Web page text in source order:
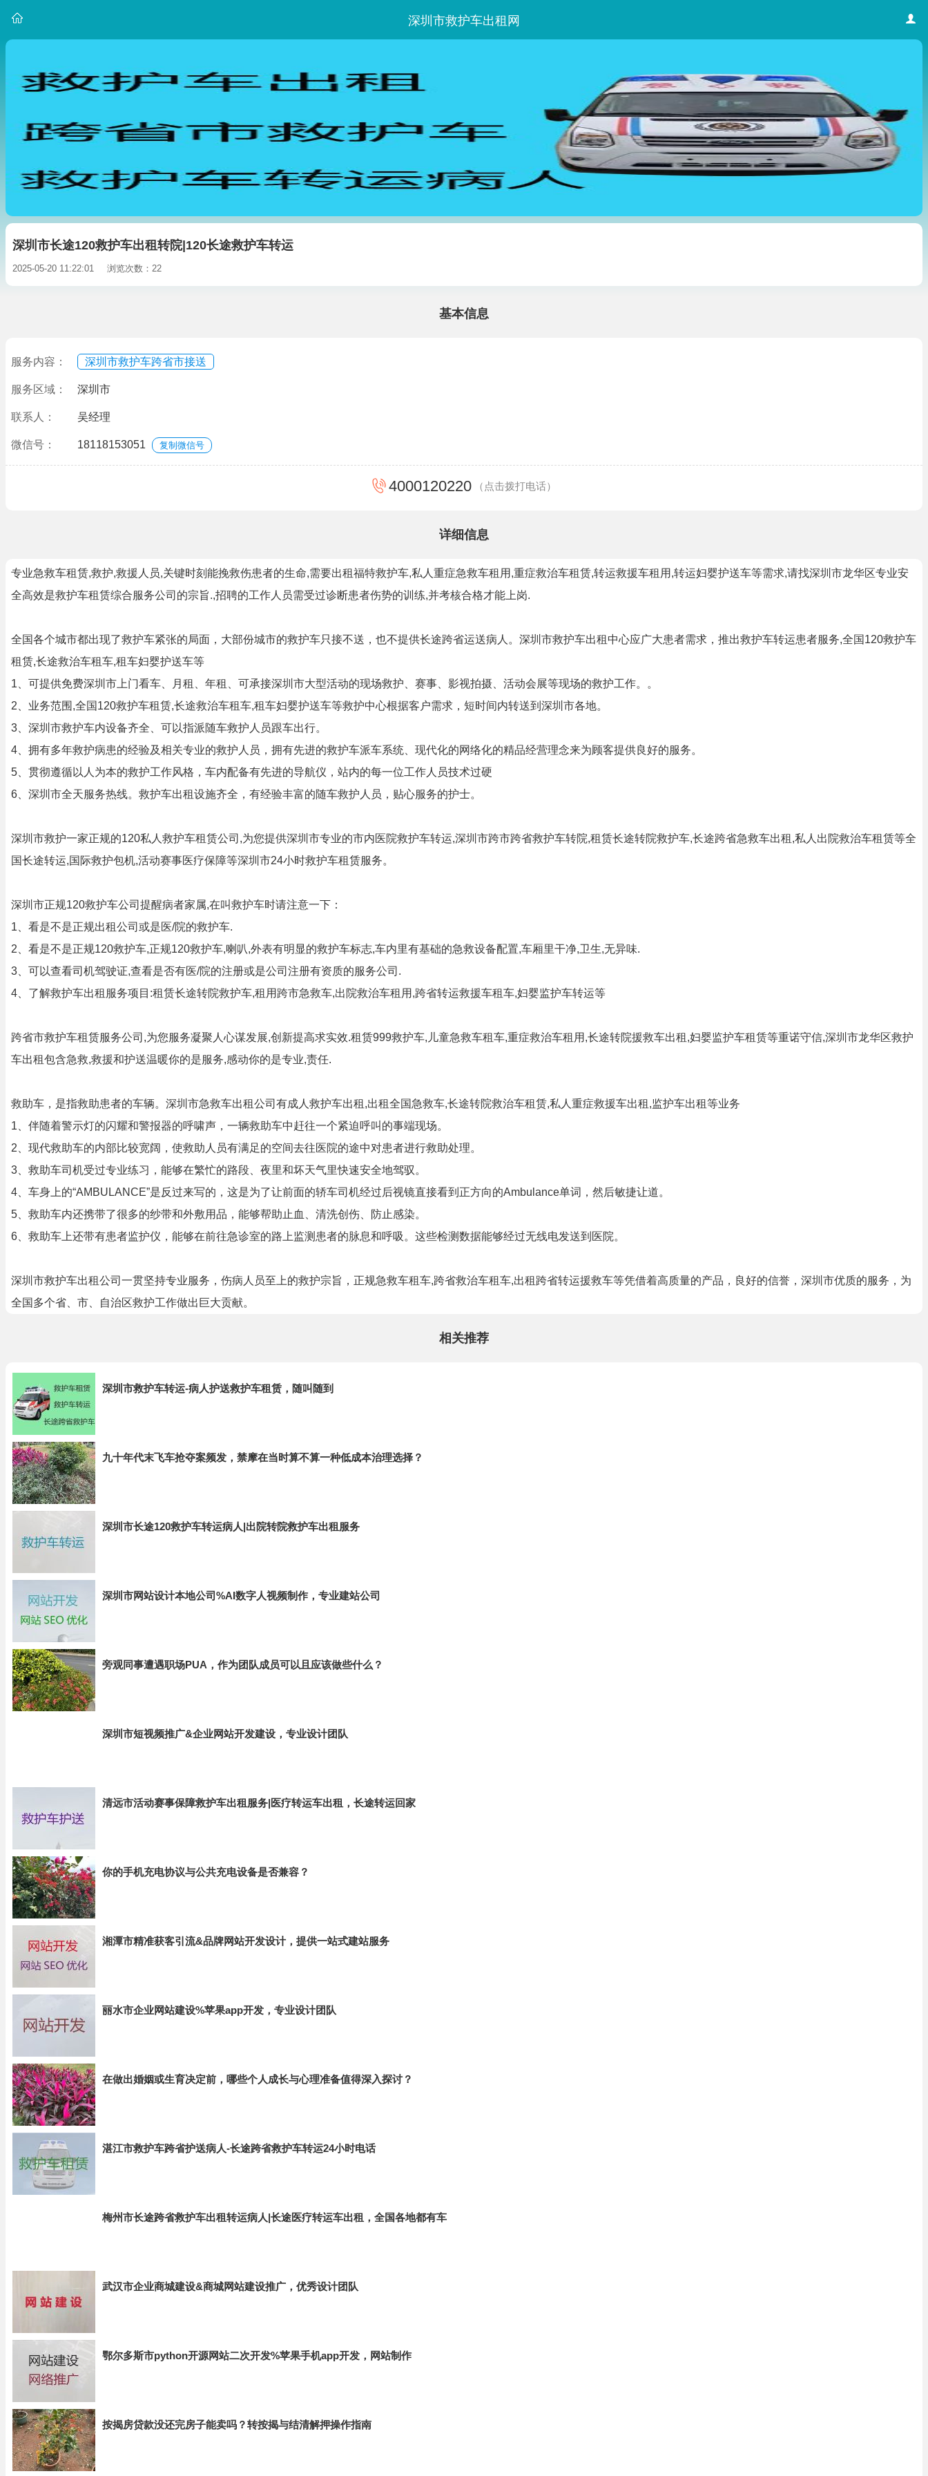
深圳市救护车出租网
深圳市长途120救护车出租转院|120长途救护车转运
2025-05-20 11:22:01 浏览次数：22
基本信息
服务内容： 深圳市救护车跨省市接送
服务区域： 深圳市
联系人： 吴经理
微信号： 18118153051 复制微信号
4000120220 （点击拨打电话）
详细信息
专业急救车租赁,救护,救援人员,关键时刻能挽救伤患者的生命,需要出租福特救护车,私人重症急救车租用,重症救治车租赁,转运救援车租用,转运妇婴护送车等需求,请找深圳市龙华区专业安
全高效是救护车租赁综合服务公司的宗旨.,招聘的工作人员需受过诊断患者伤势的训练,并考核合格才能上岗.
全国各个城市都出现了救护车紧张的局面，大部份城市的救护车只接不送，也不提供长途跨省运送病人。深圳市救护车出租中心应广大患者需求，推出救护车转运患者服务,全国120救护车
租赁,长途救治车租车,租车妇婴护送车等
1、可提供免费深圳市上门看车、月租、年租、可承接深圳市大型活动的现场救护、赛事、影视拍摄、活动会展等现场的救护工作。。
2、业务范围,全国120救护车租赁,长途救治车租车,租车妇婴护送车等救护中心根据客户需求，短时间内转送到深圳市各地。
3、深圳市救护车内设备齐全、可以指派随车救护人员跟车出行。
4、拥有多年救护病患的经验及相关专业的救护人员，拥有先进的救护车派车系统、现代化的网络化的精品经营理念来为顾客提供良好的服务。
5、贯彻遵循以人为本的救护工作风格，车内配备有先进的导航仪，站内的每一位工作人员技术过硬
6、深圳市全天服务热线。救护车出租设施齐全，有经验丰富的随车救护人员，贴心服务的护士。
深圳市救护一家正规的120私人救护车租赁公司,为您提供深圳市专业的市内医院救护车转运,深圳市跨市跨省救护车转院,租赁长途转院救护车,长途跨省急救车出租,私人出院救治车租赁等全
国长途转运,国际救护包机,活动赛事医疗保障等深圳市24小时救护车租赁服务。
深圳市正规120救护车公司提醒病者家属,在叫救护车时请注意一下：
1、看是不是正规出租公司或是医/院的救护车.
2、看是不是正规120救护车,正规120救护车,喇叭,外表有明显的救护车标志,车内里有基础的急救设备配置,车厢里干净,卫生,无异味.
3、可以查看司机驾驶证,查看是否有医/院的注册或是公司注册有资质的服务公司.
4、了解救护车出租服务项目:租赁长途转院救护车,租用跨市急救车,出院救治车租用,跨省转运救援车租车,妇婴监护车转运等
跨省市救护车租赁服务公司,为您服务凝聚人心谋发展,创新提高求实效.租赁999救护车,儿童急救车租车,重症救治车租用,长途转院援救车出租,妇婴监护车租赁等重诺守信,深圳市龙华区救护
车出租包含急救,救援和护送温暖你的是服务,感动你的是专业,责任.
救助车，是指救助患者的车辆。深圳市急救车出租公司有成人救护车出租,出租全国急救车,长途转院救治车租赁,私人重症救援车出租,监护车出租等业务
1、伴随着警示灯的闪耀和警报器的呼啸声，一辆救助车中赶往一个紧迫呼叫的事端现场。
2、现代救助车的内部比较宽阔，使救助人员有满足的空间去往医院的途中对患者进行救助处理。
3、救助车司机受过专业练习，能够在繁忙的路段、夜里和坏天气里快速安全地驾驭。
4、车身上的“AMBULANCE”是反过来写的，这是为了让前面的轿车司机经过后视镜直接看到正方向的Ambulance单词，然后敏捷让道。
5、救助车内还携带了很多的纱带和外敷用品，能够帮助止血、清洗创伤、防止感染。
6、救助车上还带有患者监护仪，能够在前往急诊室的路上监测患者的脉息和呼吸。这些检测数据能够经过无线电发送到医院。
深圳市救护车出租公司一贯坚持专业服务，伤病人员至上的救护宗旨，正规急救车租车,跨省救治车租车,出租跨省转运援救车等凭借着高质量的产品，良好的信誉，深圳市优质的服务，为
全国多个省、市、自治区救护工作做出巨大贡献。
相关推荐
深圳市救护车转运-病人护送救护车租赁，随叫随到
九十年代末飞车抢夺案频发，禁摩在当时算不算一种低成本治理选择？
深圳市长途120救护车转运病人|出院转院救护车出租服务
深圳市网站设计本地公司%AI数字人视频制作，专业建站公司
旁观同事遭遇职场PUA，作为团队成员可以且应该做些什么？
深圳市短视频推广&企业网站开发建设，专业设计团队
清远市活动赛事保障救护车出租服务|医疗转运车出租，长途转运回家
你的手机充电协议与公共充电设备是否兼容？
湘潭市精准获客引流&品牌网站开发设计，提供一站式建站服务
丽水市企业网站建设%苹果app开发，专业设计团队
在做出婚姻或生育决定前，哪些个人成长与心理准备值得深入探讨？
湛江市救护车跨省护送病人-长途跨省救护车转运24小时电话
梅州市长途跨省救护车出租转运病人|长途医疗转运车出租，全国各地都有车
武汉市企业商城建设&商城网站建设推广，优秀设计团队
鄂尔多斯市python开源网站二次开发%苹果手机app开发，网站制作
按揭房贷款没还完房子能卖吗？转按揭与结清解押操作指南